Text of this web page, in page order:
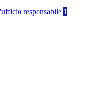
responsabile 1